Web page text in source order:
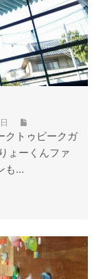
クトゥピークガ
ょーくんファ
も...